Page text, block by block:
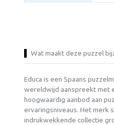
Wat maakt deze puzzel
Educa is een Spaans
wereldwijd aanspreekt met
hoogwaardig aanbod aan
ervaringsniveaus. Het merk
indrukwekkende collectie